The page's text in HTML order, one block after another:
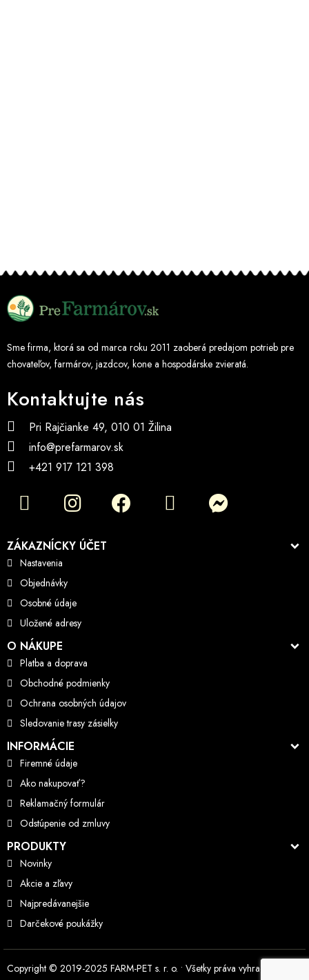
Sme firma, ktorá sa od marca roku 2011 zaoberá predajom potrieb pre
chovateľov, farmárov, jazdcov, kone a hospodárske zvieratá.
Kontaktujte nás
Pri Rajčianke 49, 010 01 Žilina
info@prefarmarov.sk
+421 917 121 398
ZÁKAZNÍCKY ÚČET
Nastavenia
Objednávky
Osobné údaje
Uložené adresy
O NÁKUPE
Platba a doprava
Obchodné podmienky
Ochrana osobných údajov
Sledovanie trasy zásielky
INFORMÁCIE
Firemné údaje
Ako nakupovať?
Reklamačný formulár
Odstúpenie od zmluvy
PRODUKTY
Novinky
Akcie a zľavy
Najpredávanejšie
Darčekové poukážky
Copyright © 2019-2025 FARM-PET s. r. o. • Všetky práva vyhradené.